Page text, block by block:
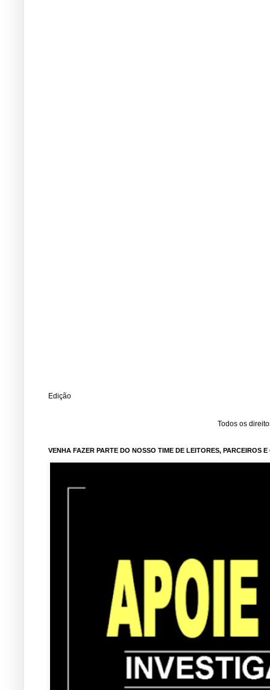
Edição
Todos os
VENHA FAZER PARTE DO NOSSO TIME DE LEITORES, PARCEIROS